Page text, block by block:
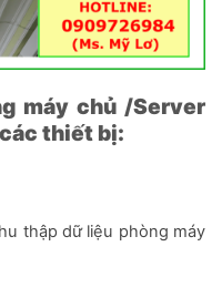
máy chủ /Server
thiết bị:
thập dữ liệu phòng máy